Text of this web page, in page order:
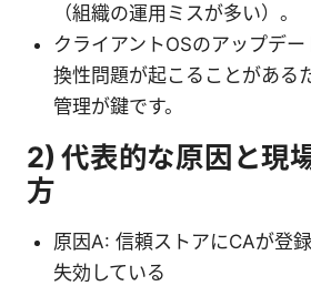
（組織の運用ミスが多い）。
クライアントOSのアップデ
換性問題が起こることがある
管理が鍵です。
2) 代表的な原因と現
方
原因A: 信頼ストアにCAが登
失効している